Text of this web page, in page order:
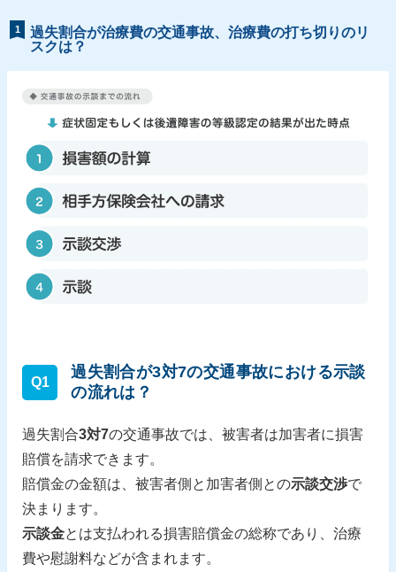
1
過失割合が治療費の交通事故、治療費の打ち切りのリ
スクは？
Q1
過失割合が3対7の交通事故における示談
の流れは？
過失割合3対7の交通事故では、被害者は加害者に損害
賠償を請求できます。
賠償金の金額は、被害者側と加害者側との示談交渉で
決まります。
示談金とは支払われる損害賠償金の総称であり、治療
費や慰謝料などが含まれます。